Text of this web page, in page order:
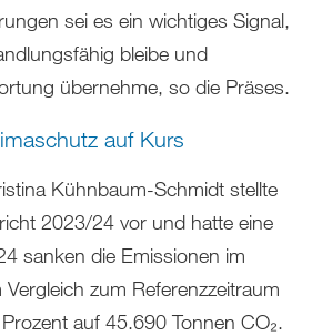
sei es ein wichtiges Signal,
bleibe und
übernehme, so die Präses.
auf Kurs
Kühnbaum-Schmidt stellte
2023/24 vor und hatte eine
sanken die Emissionen im
zum Referenzzeitraum
auf 45.690 Tonnen CO₂.